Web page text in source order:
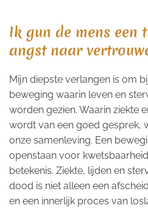
Ik gun de mens een
angst naar
Mijn diepste verlangen is om
beweging waarin leven en
worden gezien. Waarin ziekte
wordt van een goed gesprek,
onze samenleving. Een
openstaan voor
betekenis. Ziekte, lijden en
dood is niet alleen een
en een innerlijk proces van